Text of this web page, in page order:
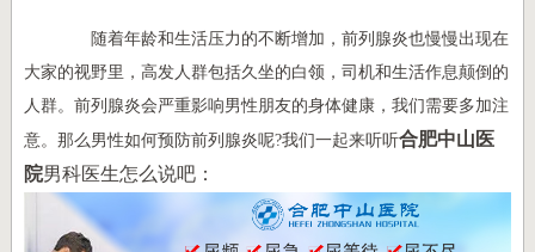
随着年龄和生活压力的不断增加，前列腺炎也慢慢出现在
大家的视野里，高发人群包括久坐的白领，司机和生活作息颠倒的
人群。前列腺炎会严重影响男性朋友的身体健康，我们需要多加注
意。那么男性如何预防前列腺炎呢?我们一起来听听合肥中山医
院男科医生怎么说吧：